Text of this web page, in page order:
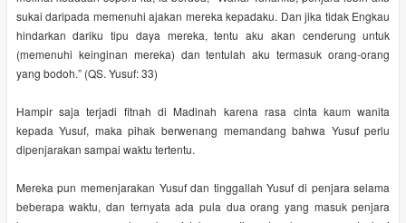
sukai daripada memenuhi ajakan mereka kepadaku. Dan jika tidak Engkau
hindarkan dariku tipu daya mereka, tentu aku akan cenderung untuk
(memenuhi keinginan mereka) dan tentulah aku termasuk orang-orang
yang bodoh.” (QS. Yusuf: 33)
Hampir saja terjadi fitnah di Madinah karena rasa cinta kaum wanita
kepada Yusuf, maka pihak berwenang memandang bahwa Yusuf perlu
dipenjarakan sampai waktu tertentu.
Mereka pun memenjarakan Yusuf dan tinggallah Yusuf di penjara selama
beberapa waktu, dan ternyata ada pula dua orang yang masuk penjara